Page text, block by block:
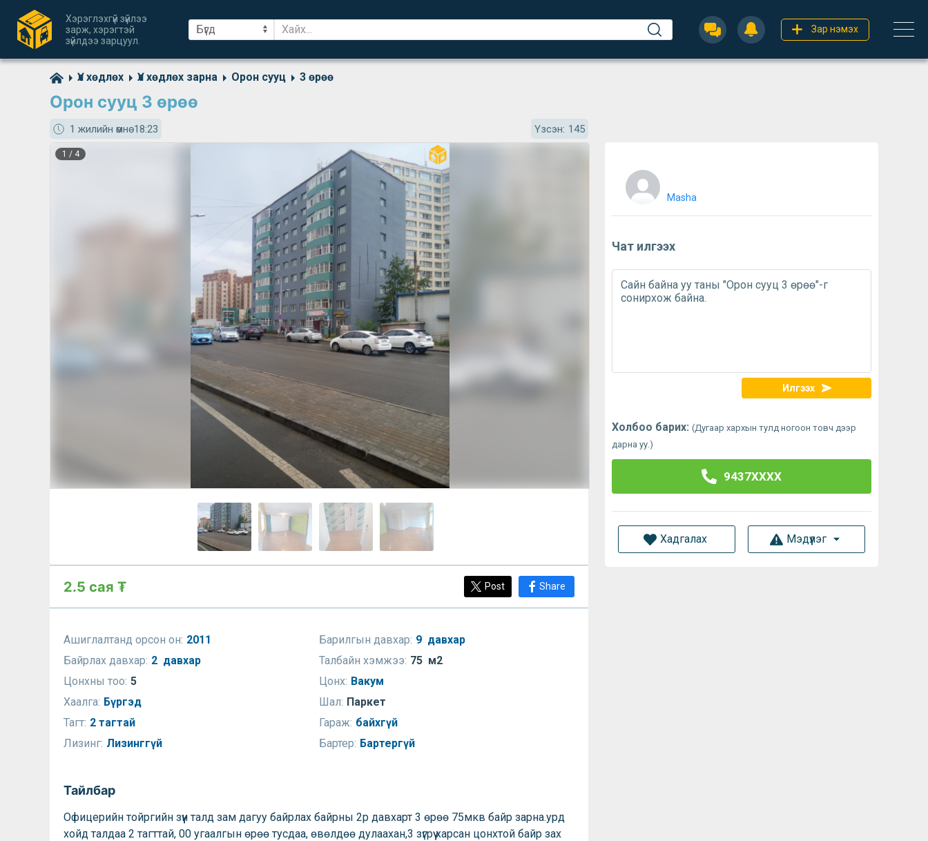
Хэрэглэхгүй зүйлээ
зарж, хэрэгтэй
зүйлдээ зарцуул.
Зар нэмэх
Үл хөдлөх Үл хөдлөх зарна Орон сууц 3 өрөө
Орон сууц 3 өрөө
1 жилийн өмнө18:23 Үзсэн: 145
1 / 4
2.5 сая ₮ Post Share
Ашиглалтанд орсон он: 2011 Барилгын давхар:
9 давхар
Байрлах давхар:
2 давхар Талбайн хэмжээ:
75 м2
Цонхны тоо: 5 Цонх: Вакум
Хаалга: Бүргэд Шал: Паркет
Тагт: 2 тагтай Гараж: байхгүй
Лизинг: Лизинггүй Бартер: Бартергүй
Тайлбар
Офицерийн тойргийн зүүн талд зам дагуу байрлах байрны 2р давхарт 3 өрөө 75мкв байр зарна.урд
хойд талдаа 2 тагттай, 00 угаалгын өрөө тусдаа, өвөлдөө дулаахан,3 зүгрүү харсан цонхтой байр зах
Masha
Чат илгээх
Илгээх
Холбоо барих: (Дугаар хархын тулд ногоон товч дээр
дарна уу.)
9437XXXX
Хадгалах Мэдүүлэг